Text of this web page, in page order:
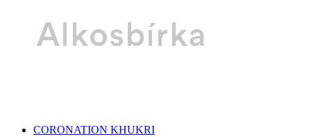
CORONATION KHUKRI